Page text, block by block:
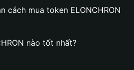
cách mua token ELONCHRON
nào tốt nhất?